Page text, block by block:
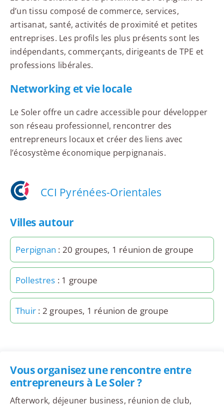
d’un tissu composé de commerce, services,
artisanat, santé, activités de proximité et petites
entreprises. Les profils les plus présents sont les
indépendants, commerçants, dirigeants de TPE et
professions libérales.
Networking et vie locale
Le Soler offre un cadre accessible pour développer
son réseau professionnel, rencontrer des
entrepreneurs locaux et créer des liens avec
l’écosystème économique perpignanais.
CCI Pyrénées-Orientales
Villes autour
Perpignan : 20 groupes, 1 réunion de groupe
Pollestres : 1 groupe
Thuir : 2 groupes, 1 réunion de groupe
Vous organisez une rencontre entre
entrepreneurs à Le Soler ?
Afterwork, déjeuner business, réunion de club,